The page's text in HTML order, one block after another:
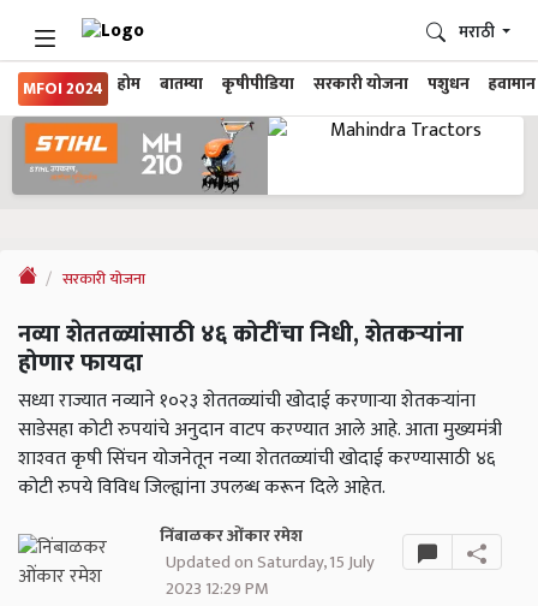
MFOI 2024 होम बातम्या कृषीपीडिया सरकारी योजना पशुधन हवामान
मराठी
सरकारी योजना
नव्या शेततळ्यांसाठी ४६ कोटींचा निधी, शेतकऱ्यांना
होणार फायदा
सध्या राज्यात नव्याने १०२३ शेततळ्यांची खोदाई करणाऱ्या शेतकऱ्यांना
साडेसहा कोटी रुपयांचे अनुदान वाटप करण्यात आले आहे. आता मुख्यमंत्री
शाश्‍वत कृषी सिंचन योजनेतून नव्या शेततळ्यांची खोदाई करण्यासाठी ४६
कोटी रुपये विविध जिल्ह्यांना उपलब्ध करून दिले आहेत.
निंबाळकर ओंकार रमेश
Updated on Saturday, 15 July
2023 12:29 PM